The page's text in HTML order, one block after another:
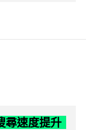
尋速度提升